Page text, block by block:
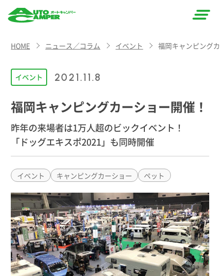
CAMPER
（オート
キャン
パー）
HOME ニュース／コラム イベント 福岡キャンピング
イベント 2021.11.8
福岡キャンピングカーショー開催！
昨年の来場者は1万人超のビックイベント！
「ドッグエキスポ2021」も同時開催
イベント キャンピングカーショー ペット